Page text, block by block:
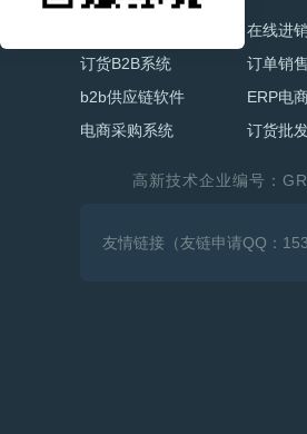
在线进
订货B2B系统
订单销
b2b供应链软件
ERP电
电商采购系统
订货批
高新技术企业编号：
友情链接（友链申请QQ：